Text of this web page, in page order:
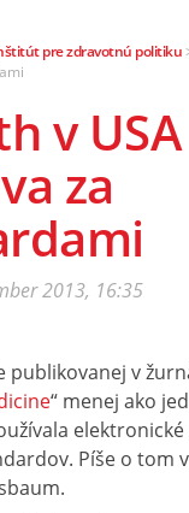
pre zdravotnú politiku
v USA
za
2013, 16:35
publikovanej v
“ menej ako
Píše o tom